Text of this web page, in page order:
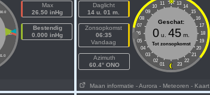
30.0
30.5
Max
26.50 inHg
Bestendig
0.000 inHg
Daglicht
14 u. 01 m.
Zonsopkomst
06:35
Vandaag
Azimuth
60.4° ONO
11 13
10
14
09
15
08
16
07
17
06
18
05
19
04
20
03
21
02
22
01 23
Geschat:
0 u. 45 m.
Tot zonsopkomst
Maan informatie - Aurora - Meteoren - Kaart